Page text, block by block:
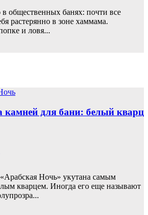
общественных банях: почти все
растерянно в зоне хаммама.
и ловя...
камней для бани: белый кварц
Ночь» укутана самым
кварцем. Иногда его еще называют